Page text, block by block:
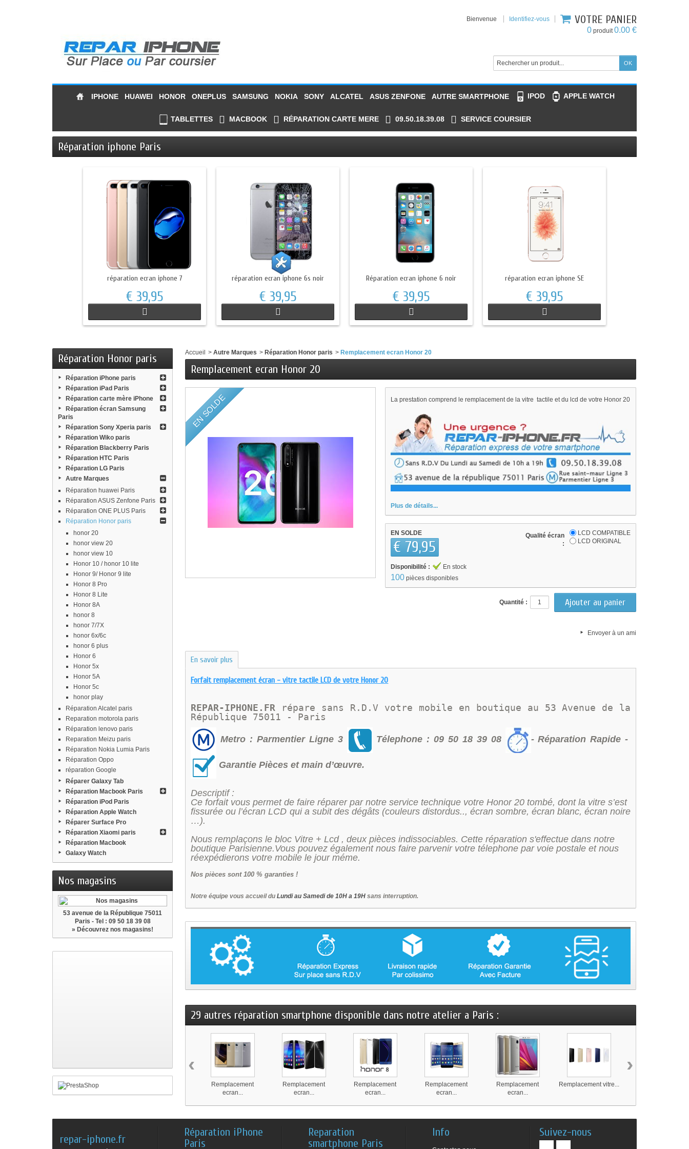
Bienvenue Identifiez-vous VOTRE PANIER
0 produit0.00 €
IPHONE HUAWEI HONOR ONEPLUS SAMSUNG NOKIA SONY ALCATEL ASUS ZENFONE AUTRE SMARTPHONE IPOD APPLE WATCH
TABLETTES MACBOOK RÉPARATION CARTE MERE 09.50.18.39.08 SERVICE COURSIER
Réparation iphone Paris
réparation ecran iphone 7
€ 39,95
réparation ecran iphone 6s noir
€ 39,95
Réparation ecran iphone 6 noir
€ 39,95
réparation ecran iphone SE
€ 39,95
Réparation Honor paris
Réparation iPhone paris
Réparation iPad Paris
Réparation carte mère iPhone
Réparation écran Samsung
Paris
Réparation Sony Xperia paris
Réparation Wiko paris
Réparation Blackberry Paris
Réparation HTC Paris
Réparation LG Paris
Autre Marques
Réparation huawei Paris
Réparation ASUS Zenfone Paris
Réparation ONE PLUS Paris
Réparation Honor paris
honor 20
honor view 20
honor view 10
Honor 10 / honor 10 lite
Honor 9/ Honor 9 lite
Honor 8 Pro
Honor 8 Lite
Honor 8A
honor 8
honor 7/7X
honor 6x/6c
honor 6 plus
Honor 6
Honor 5x
Honor 5A
Honor 5c
honor play
Réparation Alcatel paris
Reparation motorola paris
Réparation lenovo paris
Reparation Meizu paris
Réparation Nokia Lumia Paris
Réparation Oppo
réparation Google
Réparer Galaxy Tab
Réparation Macbook Paris
Réparation iPod Paris
Réparation Apple Watch
Réparer Surface Pro
Réparation Xiaomi paris
Réparation Macbook
Galaxy Watch
Nos magasins
53 avenue de la République 75011
Paris - Tel : 09 50 18 39 08
» Découvrez nos magasins!
Accueil > Autre Marques > Réparation Honor paris > Remplacement ecran Honor 20
Remplacement ecran Honor 20
EN SOLDE La prestation comprend le remplacement de la vitre tactile et du lcd de votre Honor 20
Plus de détails...
Qualité écran
:
LCD COMPATIBLE
LCD ORIGINAL
EN SOLDE
€ 79,95
Disponibilité : En stock
100 pièces disponibles
Quantité :
Envoyer à un ami
En savoir plus
Forfait remplacement écran - vitre tactile LCD de votre Honor 20
REPAR-IPHONE.FR répare sans R.D.V votre mobile en boutique au 53 Avenue de la
République 75011 - Paris
Metro : Parmentier Ligne 3 Télephone : 09 50 18 39 08 - Réparation Rapide -
Garantie Pièces et main d’œuvre.
Descriptif :
Ce forfait vous permet de faire réparer par notre service technique votre Honor 20 tombé, dont la vitre s’est
fissurée ou l’écran LCD qui a subit des dégâts (couleurs distordus.., écran sombre, écran blanc, écran noire
…).
Nous remplaçons le bloc Vitre + Lcd , deux pièces indissociables. Cette réparation s'effectue dans notre
boutique Parisienne.Vous pouvez également nous faire parvenir votre télephone par voie postale et nous
réexpédierons votre mobile le jour méme.
Nospièces sont 100 % garanties !
Notre équipe vous accueil duLundi au Samedi de 10H a 19H sans interruption.
29 autres réparation smartphone disponible dans notre atelier a Paris :
Remplacement
ecran...
Remplacement
ecran...
Remplacement
ecran...
Remplacement
ecran...
Remplacement
ecran...
Remplacement vitre...
‹ ›
repar-iphone.fr
Réparation iPhone
Paris
Reparation
smartphone Paris
Info Suivez-nous